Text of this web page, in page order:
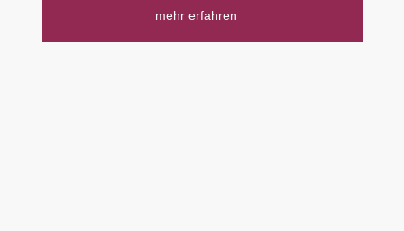
mehr erfahren